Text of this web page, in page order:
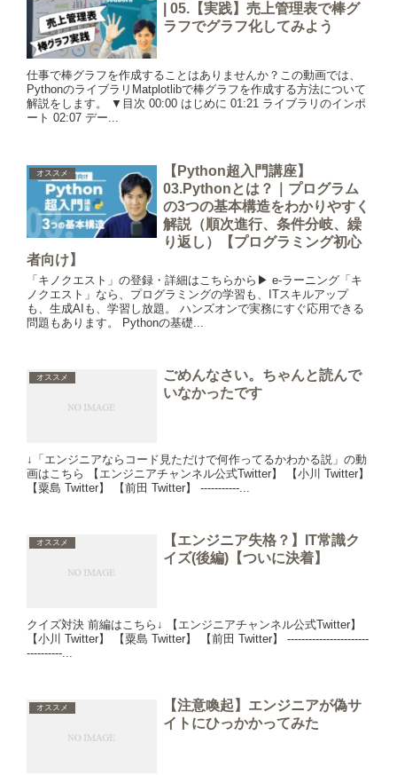
| 05.【実践】売上管理表で棒グ
ラフでグラフ化してみよう
仕事で棒グラフを作成することはありませんか？この動画では、
PythonのライブラリMatplotlibで棒グラフを作成する方法について
解説をします。 ▼目次 00:00 はじめに 01:21 ライブラリのインポ
ート 02:07 デー...
オススメ
【Python超入門講座】
03.Pythonとは？｜プログラム
の3つの基本構造をわかりやすく
解説（順次進行、条件分岐、繰
り返し）【プログラミング初心
者向け】
「キノクエスト」の登録・詳細はこちらから▶︎ e-ラーニング「キ
ノクエスト」なら、プログラミングの学習も、ITスキルアップ
も、生成AIも、学習し放題。 ハンズオンで実務にすぐ応用できる
問題もあります。 Pythonの基礎...
オススメ
ごめんなさい。ちゃんと読んで
いなかったです
↓「エンジニアならコード見ただけで何作ってるかわかる説」の動
画はこちら 【エンジニアチャンネル公式Twitter】 【小川 Twitter】
【粟島 Twitter】 【前田 Twitter】 -----------...
オススメ
【エンジニア失格？】IT常識ク
イズ(後編)【ついに決着】
クイズ対決 前編はこちら↓ 【エンジニアチャンネル公式Twitter】
【小川 Twitter】 【粟島 Twitter】 【前田 Twitter】 -----------------------
----------...
オススメ
【注意喚起】エンジニアが偽サ
イトにひっかかってみた